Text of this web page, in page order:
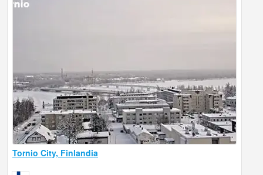
Tornio City, Finlandia